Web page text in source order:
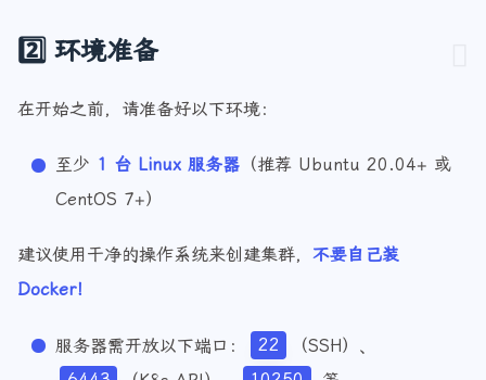
2️⃣ 环境准备
在开始之前，请准备好以下环境：
至少 1 台 Linux 服务器 （推荐 Ubuntu 20.04+ 或
CentOS 7+）
建议使用干净的操作系统来创建集群，
不要自己装
Docker！
服务器需开放以下端口： 22
（SSH）、